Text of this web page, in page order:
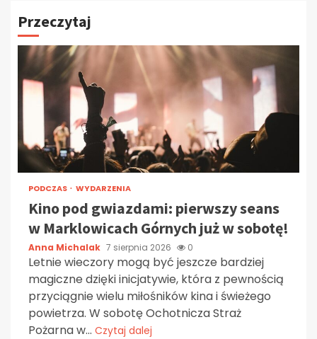
Przeczytaj
PODCZAS WYDARZENIA
Kino pod gwiazdami: pierwszy seans
w Marklowicach Górnych już w sobotę!
Anna Michalak 7 sierpnia 2026 0
Letnie wieczory mogą być jeszcze bardziej
magiczne dzięki inicjatywie, która z pewnością
przyciągnie wielu miłośników kina i świeżego
powietrza. W sobotę Ochotnicza Straż
Pożarna w... Czytaj dalej